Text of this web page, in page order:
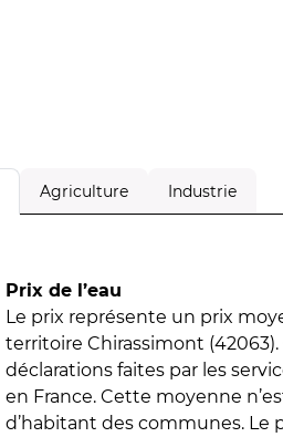
Agriculture Industrie
Prix de l’eau
Le prix représente un prix
territoire Chirassimont
déclarations faites par les
en France. Cette moyenne
d’habitant des communes. Le